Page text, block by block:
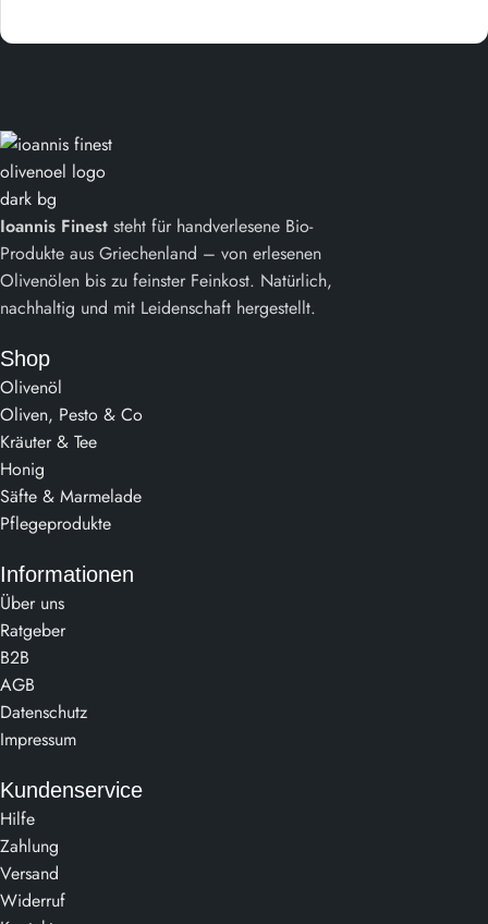
Ioannis Finest steht für handverlesene Bio-
Produkte aus Griechenland – von erlesenen
Olivenölen bis zu feinster Feinkost. Natürlich,
nachhaltig und mit Leidenschaft hergestellt.
Shop
Olivenöl
Oliven, Pesto & Co
Kräuter & Tee
Honig
Säfte & Marmelade
Pflegeprodukte
Informationen
Über uns
Ratgeber
B2B
AGB
Datenschutz
Impressum
Kundenservice
Hilfe
Zahlung
Versand
Widerruf